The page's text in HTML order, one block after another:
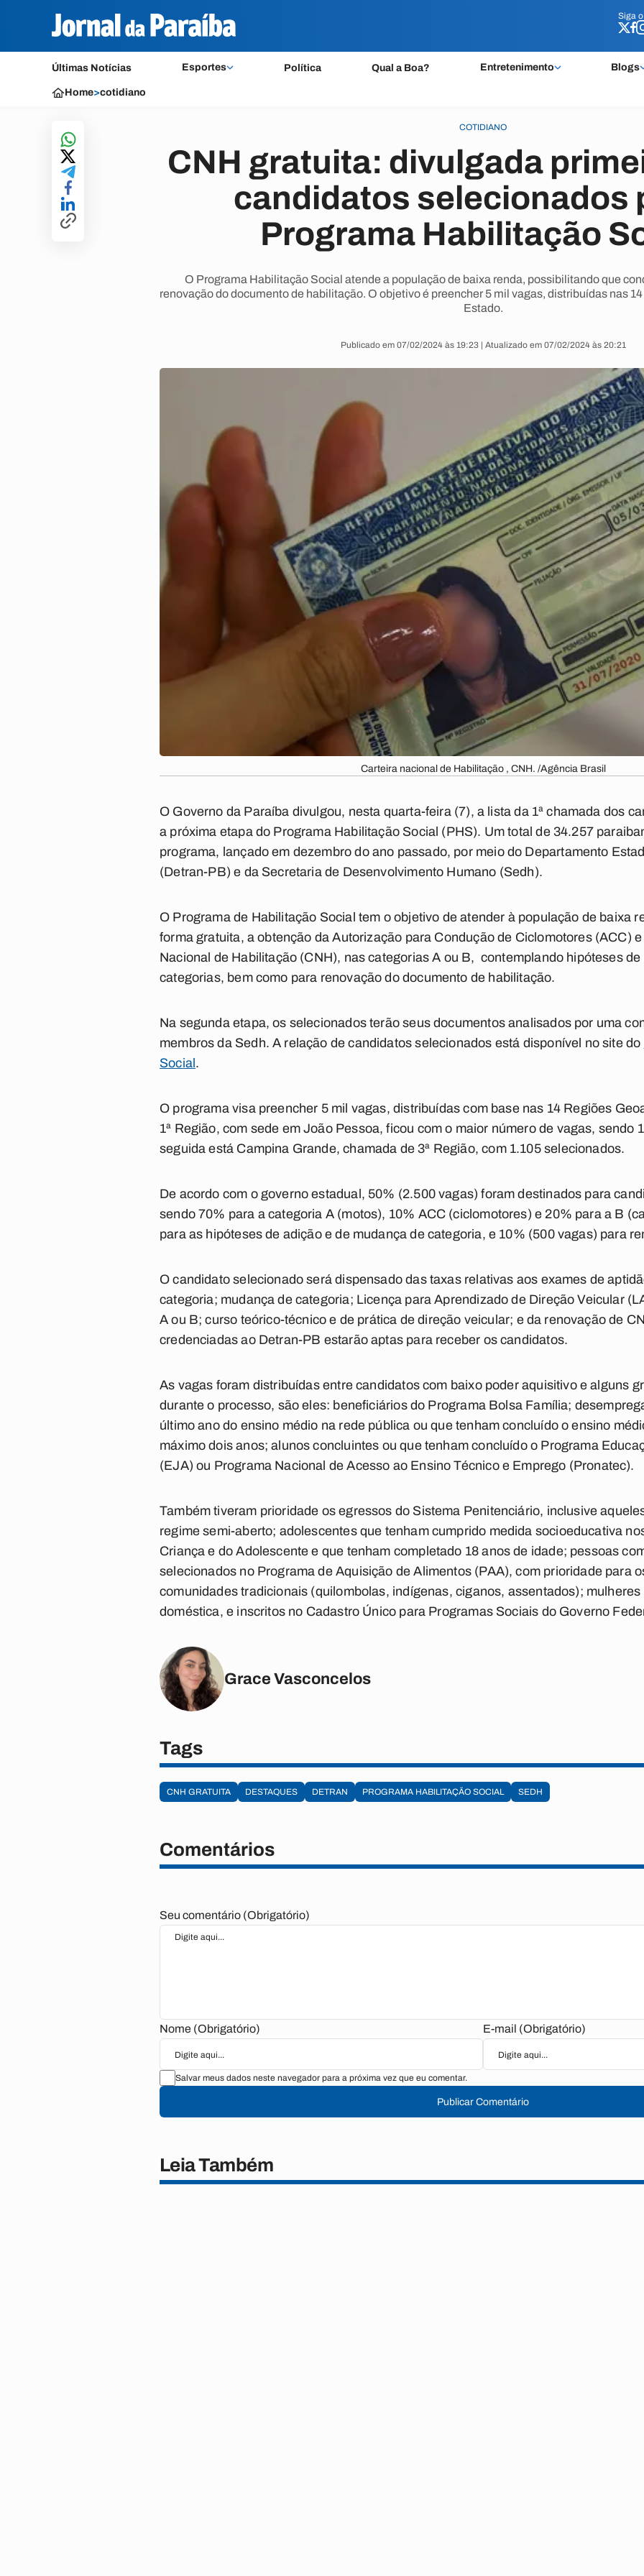
Siga o
Últimas Notícias Esportes Política Qual a Boa? Entretenimento Blogs
Siga o
Home>cotidiano
COTIDIANO
CNH gratuita: divulgada
candidatos selecionados
Programa Habilitação
O Programa Habilitação Social atende a população de baixa renda, possibilitando que
renovação do documento de habilitação. O objetivo é preencher 5 mil vagas, distribuídas nas
Estado.
Publicado em 07/02/2024 às 19:23 | Atualizado em 07/02/2024 às 20:21
Carteira nacional de Habilitação , CNH. /Agência Brasil
O Governo da Paraíba divulgou, nesta quarta-feira (7), a lista da 1ª chamada dos
a próxima etapa do Programa Habilitação Social (PHS). Um total de 34.257
programa, lançado em dezembro do ano passado, por meio do Departamento
(Detran-PB) e da Secretaria de Desenvolvimento Humano (Sedh).
O Programa de Habilitação Social tem o objetivo de atender à população de baixa
forma gratuita, a obtenção da Autorização para Condução de Ciclomotores (ACC)
Nacional de Habilitação (CNH), nas categorias A ou B, contemplando hipóteses
categorias, bem como para renovação do documento de habilitação.
Na segunda etapa, os selecionados terão seus documentos analisados por uma
membros da Sedh. A relação de candidatos selecionados está disponível no site do
Social .
O programa visa preencher 5 mil vagas, distribuídas com base nas 14 Regiões
1ª Região, com sede em João Pessoa, ficou com o maior número de vagas, sendo
seguida está Campina Grande, chamada de 3ª Região, com 1.105 selecionados.
De acordo com o governo estadual, 50% (2.500 vagas) foram destinados para
sendo 70% para a categoria A (motos), 10% ACC (ciclomotores) e 20% para a B
para as hipóteses de adição e de mudança de categoria, e 10% (500 vagas) para
O candidato selecionado será dispensado das taxas relativas aos exames de
categoria; mudança de categoria; Licença para Aprendizado de Direção Veicular
A ou B; curso teórico-técnico e de prática de direção veicular; e da renovação de
credenciadas ao Detran-PB estarão aptas para receber os candidatos.
As vagas foram distribuídas entre candidatos com baixo poder aquisitivo e alguns
durante o processo, são eles: beneficiários do Programa Bolsa Família;
último ano do ensino médio na rede pública ou que tenham concluído o ensino
máximo dois anos; alunos concluintes ou que tenham concluído o Programa
(EJA) ou Programa Nacional de Acesso ao Ensino Técnico e Emprego (Pronatec).
Também tiveram prioridade os egressos do Sistema Penitenciário, inclusive
regime semi-aberto; adolescentes que tenham cumprido medida socioeducativa
Criança e do Adolescente e que tenham completado 18 anos de idade; pessoas
selecionados no Programa de Aquisição de Alimentos (PAA), com prioridade para
comunidades tradicionais (quilombolas, indígenas, ciganos, assentados);
doméstica, e inscritos no Cadastro Único para Programas Sociais do Governo
Grace Vasconcelos
Tags
CNH GRATUITA DESTAQUES DETRAN PROGRAMA HABILITAÇÃO SOCIAL SEDH
Comentários
Seu comentário (Obrigatório)
Nome (Obrigatório) E-mail (Obrigatório)
Salvar meus dados neste navegador para a próxima vez que eu comentar.
Publicar Comentário
Leia Também